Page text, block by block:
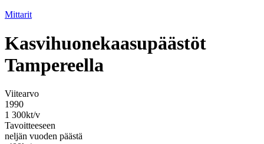
Mittarit
Kasvihuonekaasupäästöt
Tampereella
Viitearvo
1990
1 300kt/v
Tavoitteeseen
neljän vuoden päästä